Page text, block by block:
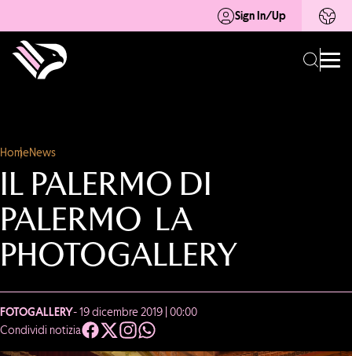
Sign In/Up
HomeNews
IL PALERMO DI
PALERMO LA
PHOTOGALLERY
FOTOGALLERY- 19 dicembre 2019 | 00:00
Condividi notizia